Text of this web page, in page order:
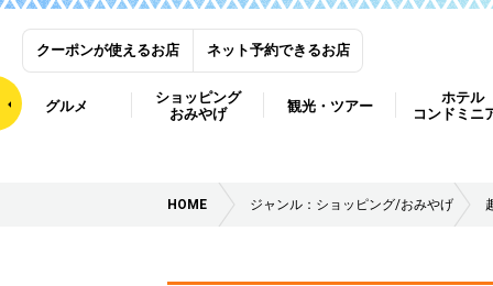
クーポンが使えるお店 ネット予約できるお店
グルメ
ショッピング
おみやげ
観光・ツアー
ホテル
コンドミニ
HOME ジャンル：ショッピング/おみやげ